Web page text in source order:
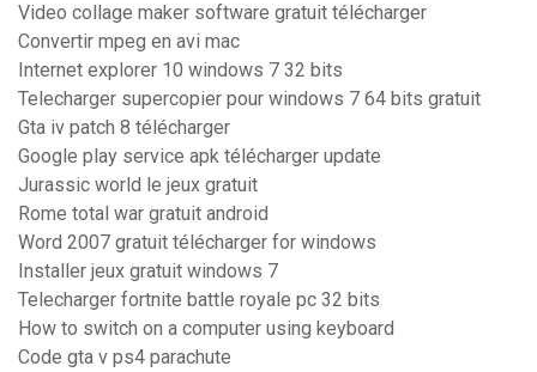
Video collage maker software gratuit télécharger
Convertir mpeg en avi mac
Internet explorer 10 windows 7 32 bits
Telecharger supercopier pour windows 7 64 bits gratuit
Gta iv patch 8 télécharger
Google play service apk télécharger update
Jurassic world le jeux gratuit
Rome total war gratuit android
Word 2007 gratuit télécharger for windows
Installer jeux gratuit windows 7
Telecharger fortnite battle royale pc 32 bits
How to switch on a computer using keyboard
Code gta v ps4 parachute